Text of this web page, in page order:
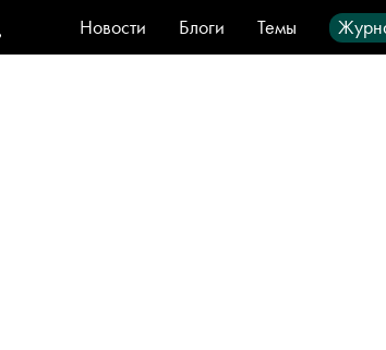
Новости Блоги Темы
Стиль
Видео